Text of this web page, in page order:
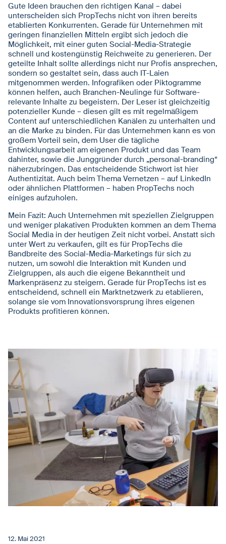
Gute Ideen brauchen den richtigen Kanal – dabei
unterscheiden sich PropTechs nicht von ihren bereits
etablierten Konkurrenten. Gerade für Unternehmen mit
geringen finanziellen Mitteln ergibt sich jedoch die
Möglichkeit, mit einer guten Social-Media-Strategie
schnell und kostengünstig Reichweite zu generieren. Der
geteilte Inhalt sollte allerdings nicht nur Profis ansprechen,
sondern so gestaltet sein, dass auch IT-Laien
mitgenommen werden. Infografiken oder Piktogramme
können helfen, auch Branchen-Neulinge für Software-
relevante Inhalte zu begeistern. Der Leser ist gleichzeitig
potenzieller Kunde – diesen gilt es mit regelmäßigem
Content auf unterschiedlichen Kanälen zu unterhalten und
an die Marke zu binden. Für das Unternehmen kann es von
großem Vorteil sein, dem User die tägliche
Entwicklungsarbeit am eigenen Produkt und das Team
dahinter, sowie die Junggründer durch „personal-branding“
näherzubringen. Das entscheidende Stichwort ist hier
Authentizität. Auch beim Thema Vernetzen – auf LinkedIn
oder ähnlichen Plattformen – haben PropTechs noch
einiges aufzuholen.
Mein Fazit: Auch Unternehmen mit speziellen Zielgruppen
und weniger plakativen Produkten kommen an dem Thema
Social Media in der heutigen Zeit nicht vorbei. Anstatt sich
unter Wert zu verkaufen, gilt es für PropTechs die
Bandbreite des Social-Media-Marketings für sich zu
nutzen, um sowohl die Interaktion mit Kunden und
Zielgruppen, als auch die eigene Bekanntheit und
Markenpräsenz zu steigern. Gerade für PropTechs ist es
entscheidend, schnell ein Marktnetzwerk zu etablieren,
solange sie vom Innovationsvorsprung ihres eigenen
Produkts profitieren können.
12. Mai 2021